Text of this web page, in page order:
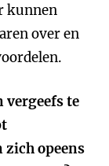
kunnen
over en
vergeefs te
zich opeens